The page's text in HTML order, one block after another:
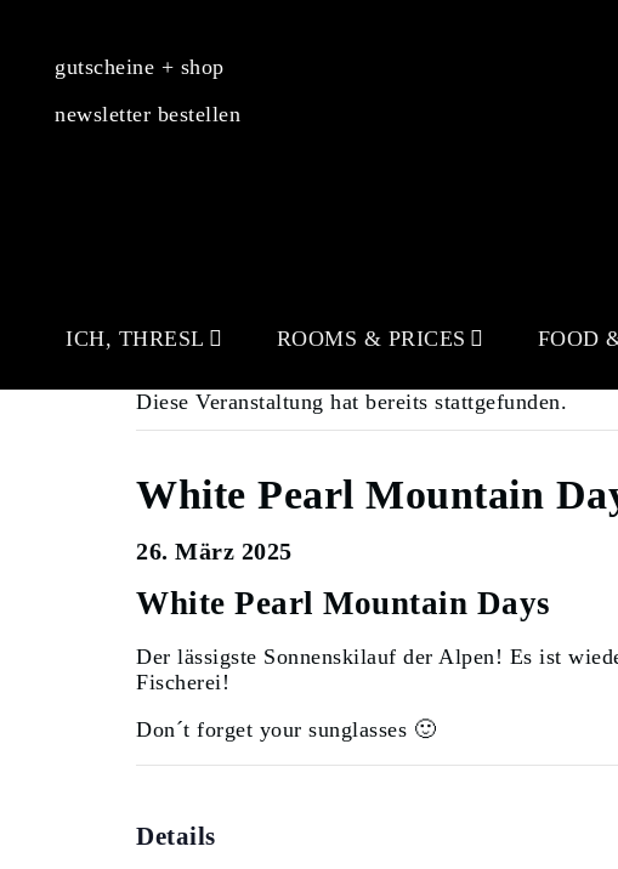
gutscheine + shop
newsletter bestellen
ICH, THRESL ROOMS & PRICES FOOD
Diese Veranstaltung hat bereits stattgefunden.
White Pearl Mountain
26. März 2025
White Pearl Mountain Days
Der lässigste Sonnenskilauf der Alpen! Es ist
Fischerei!
Don´t forget your sunglasses 🙂
Details